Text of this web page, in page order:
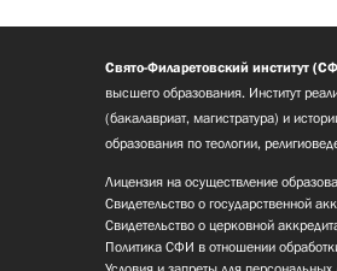
Свято-Филаретовский институт
высшего образования. Институт
(бакалавриат, магистратура) и
образования по теологии,
Лицензия на осуществление
Свидетельство о государственной
Свидетельство о церковной
Политика СФИ в отношении